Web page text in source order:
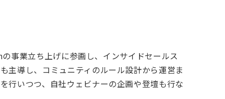
事業立ち上げに参画し、インサイドセールス
主導し、コミュニティのルール設計から運営ま
行いつつ、自社ウェビナーの企画や登壇も行な